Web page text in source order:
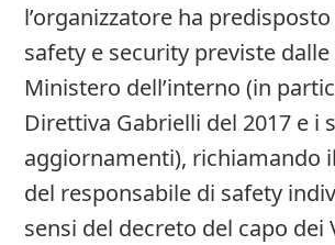
l’organizzatore ha
safety e security previste
Ministero dell’interno (in
Direttiva Gabrielli del 2017 e i
aggiornamenti), richiamando
del responsabile di safety
sensi del decreto del capo dei